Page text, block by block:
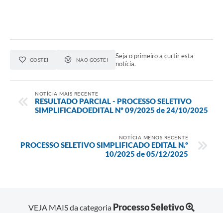
GOSTEI NÃO GOSTEI
Seja o primeiro a curtir esta
notícia.
NOTÍCIA MAIS RECENTE
RESULTADO PARCIAL - PROCESSO SELETIVO
SIMPLIFICADOEDITAL Nº 09/2025 de 24/10/2025
NOTÍCIA MENOS RECENTE
PROCESSO SELETIVO SIMPLIFICADO EDITAL N.º
10/2025 de 05/12/2025
VEJA MAIS da categoria Processo Seletivo